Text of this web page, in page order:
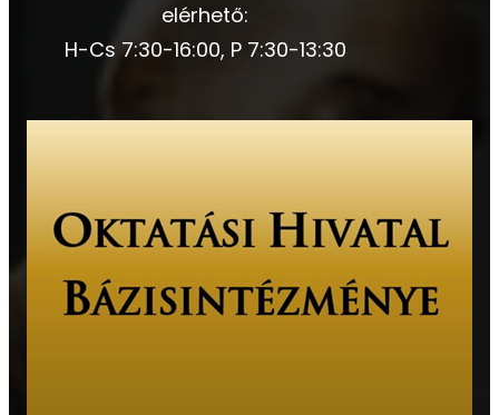
elérhető:
H-Cs 7:30-16:00, P 7:30-13:30